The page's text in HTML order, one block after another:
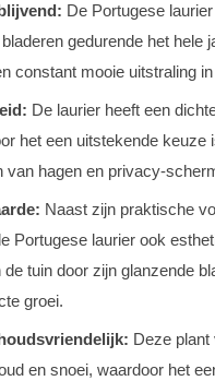
De Portugese
gedurende het hele
constant mooie uitstraling
De laurier heeft een
het een uitstekende keuze
van hagen en privacy-
Naast zijn praktische
Portugese laurier ook
de tuin door zijn glanzende
groei.
Deze plant
en snoei, waardoor het